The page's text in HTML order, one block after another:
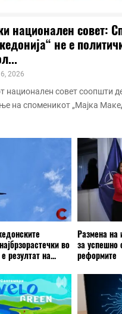
национален совет:
не е
2026
национален совет соопшти
на споменикот „Мајка
во
резултат на...
Размена на
за успешно
реформите